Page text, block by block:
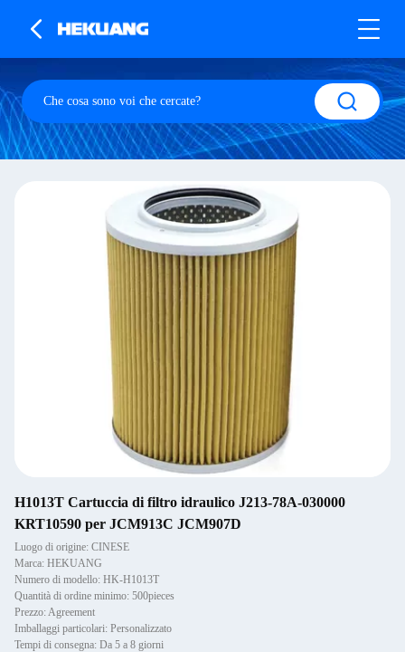
H1013T Cartuccia di filtro idraulico J213-78A-030000
KRT10590 per JCM913C JCM907D
Luogo di origine: CINESE
Marca: HEKUANG
Numero di modello: HK-H1013T
Quantità di ordine minimo: 500pieces
Prezzo: Agreement
Imballaggi particolari: Personalizzato
Tempi di consegna: Da 5 a 8 giorni